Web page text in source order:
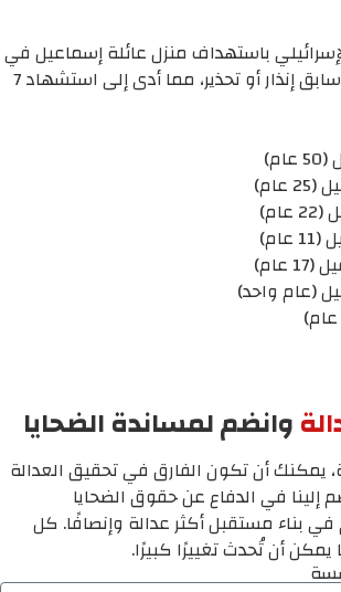
باستهداف منزل عائلة إسماعيل في
مخيم النصيرات دون سابق إنذار أو تحذير، مما أدى إلى استشهاد 7
وانضم لمساندة الضحايا
يمكنك أن تكون الفارق في تحقيق العدالة
إلينا في الدفاع عن حقوق الضحايا
بناء مستقبل أكثر عدالة وإنصافًا. كل
أن تُحدث تغييرًا كبيرًا.